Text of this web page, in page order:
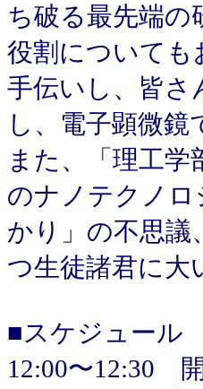
ち破る最先端の
役割について
手伝いし、皆さ
し、電子顕微
また、「理工
のナノテクノロ
かり」の不思議
つ生徒諸君に大
■スケジュール
12:00〜12:30